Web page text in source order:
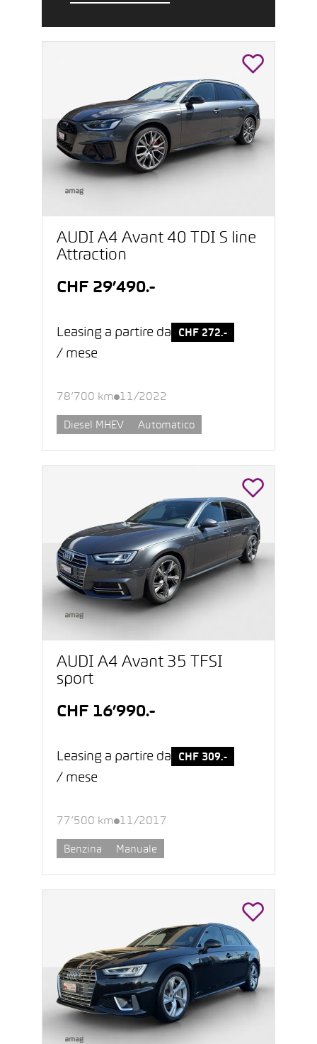
AUDI A4 Avant 40 TDI S line
Attraction
CHF 29’490.-
Leasing a partire da CHF 272.-
/ mese
78’700 km 11/2022
Diesel MHEV Automatico
AUDI A4 Avant 35 TFSI
sport
CHF 16’990.-
Leasing a partire da CHF 309.-
/ mese
77’500 km 11/2017
Benzina Manuale